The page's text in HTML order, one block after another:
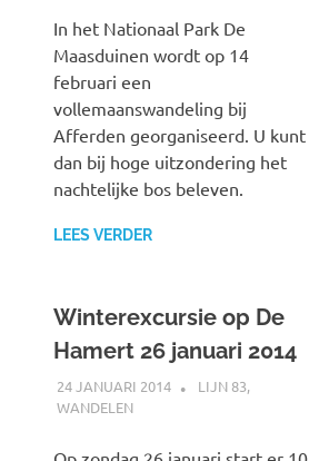
In het Nationaal Park De
Maasduinen wordt op 14
februari een
vollemaanswandeling bij
Afferden georganiseerd. U kunt
dan bij hoge uitzondering het
nachtelijke bos beleven.
LEES VERDER
Winterexcursie op De
Hamert 26 januari 2014
24 JANUARI 2014 SPOORZOEKER
LIJN 83,
WANDELEN